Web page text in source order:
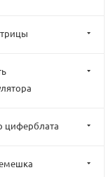
циферблата